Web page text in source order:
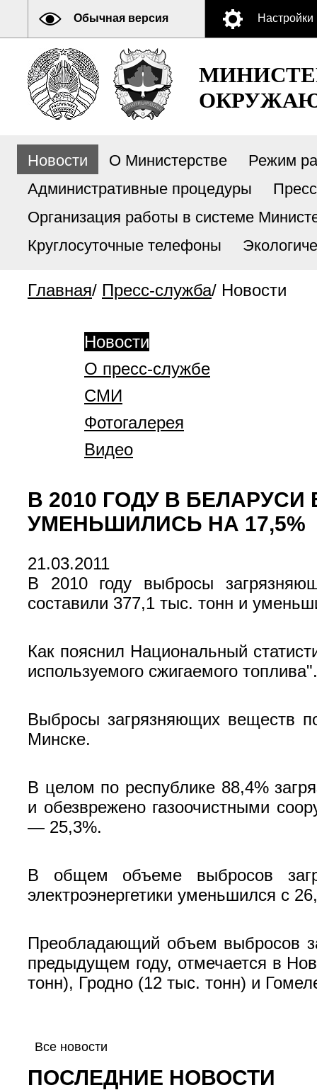
Обычная версия Настройки
Новости О Министерстве
Режим
Административные процедуры
Организация работы в системе
Круглосуточные телефоны
Главная/ Пресс-служба/ Новости
Новости
О пресс-службе
СМИ
Фотогалерея
Видео
В 2010 ГОДУ В
УМЕНЬШИЛИСЬ НА 17,5%
21.03.2011
В 2010 году выбросы
составили 377,1 тыс. тонн и
Как пояснил Национальный
используемого сжигаемого топлива".
Выбросы загрязняющих веществ
Минске.
В целом по республике 88,4%
и обезврежено газоочистными
— 25,3%.
В общем объеме выбросов
электроэнергетики уменьшился с
Преобладающий объем выбросов
предыдущем году, отмечается в
тонн), Гродно (12 тыс. тонн) и
Все новости
ПОСЛЕДНИЕ НОВОСТИ